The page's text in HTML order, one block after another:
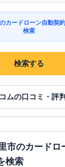
カードローン自動契
検索
検索する
ムの口コミ・評判
市のカードロ
検索